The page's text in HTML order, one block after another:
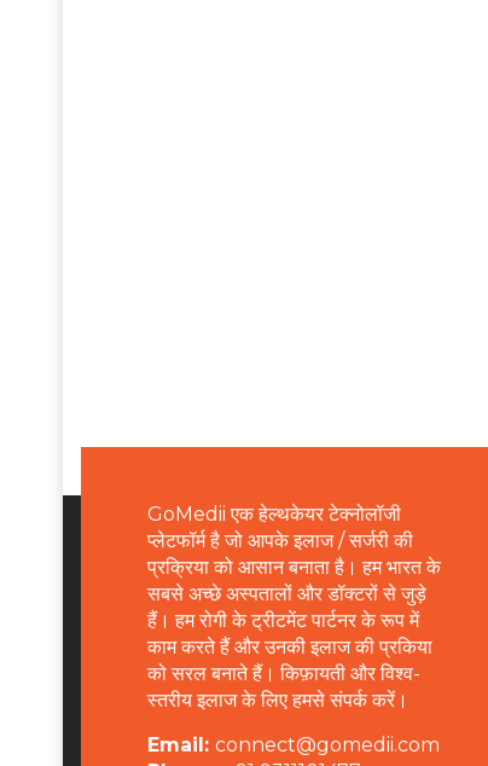
GoMedii एक हेल्थकेयर टेक्नोलॉजी
प्लेटफॉर्म है जो आपके इलाज / सर्जरी की
प्रक्रिया को आसान बनाता है। हम भारत के
सबसे अच्छे अस्पतालों और डॉक्टरों से जुड़े
हैं। हम रोगी के ट्रीटमेंट पार्टनर के रूप में
काम करते हैं और उनकी इलाज की प्रकिया
को सरल बनाते हैं। किफ़ायती और विश्व-
स्तरीय इलाज के लिए हमसे संपर्क करें।
Email: connect@gomedii.com